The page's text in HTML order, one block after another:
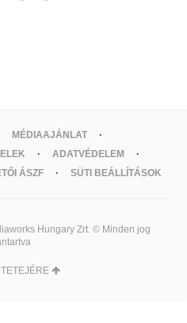
MÉDIAAJÁNLAT
ADATVÉDELEM
ÁSZF SÜTI BEÁLLÍTÁSOK
Hungary Zrt. © Minden jog